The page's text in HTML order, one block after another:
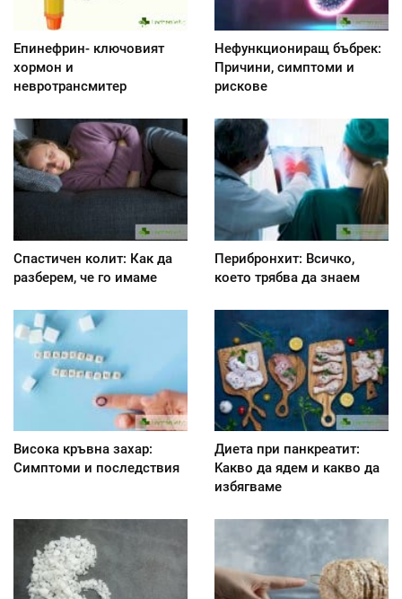
Епинефрин- ключовият
хормон и
невротрансмитер
Нефункциониращ бъбрек:
Причини, симптоми и
рискове
Спастичен колит: Как да
разберем, че го имаме
Перибронхит: Всичко,
което трябва да знаем
Висока кръвна захар:
Симптоми и последствия
Диета при панкреатит:
Kакво да ядем и какво да
избягваме